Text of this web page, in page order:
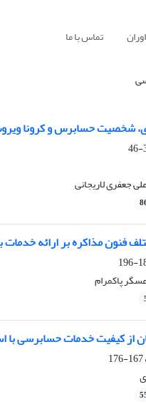
تماس با ما
شخصیت حسابرس و کرونا
جعفری لاریجانی
فنون مذاکره بر ارائه
پاکمرام
از کیفیت خدمات حسابرسی
167-176